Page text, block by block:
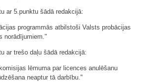
ar 5.punktu šādā redakcijā:
programmās atbilstoši Valsts probācijas
norādījumiem."
ar trešo daļu šādā redakcijā:
lēmuma par licences anulēšanu
neaptur tā darbību."